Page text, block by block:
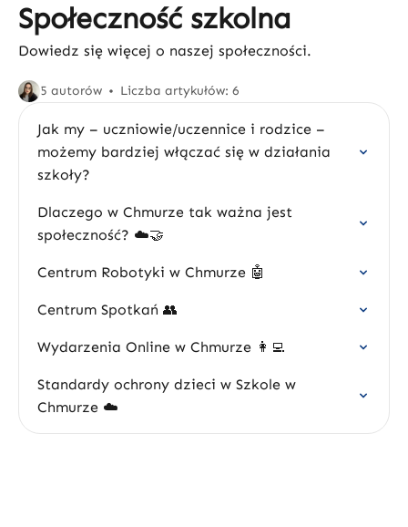
Społeczność szkolna
Dowiedz się więcej o naszej społeczności.
5 autorów Liczba artykułów: 6
Jak my – uczniowie/uczennice i rodzice –
możemy bardziej włączać się w działania
szkoły?
Dlaczego w Chmurze tak ważna jest
społeczność? ☁️🤝
Centrum Robotyki w Chmurze 🤖
Centrum Spotkań 👥
Wydarzenia Online w Chmurze 👩‍💻
Standardy ochrony dzieci w Szkole w
Chmurze ☁️